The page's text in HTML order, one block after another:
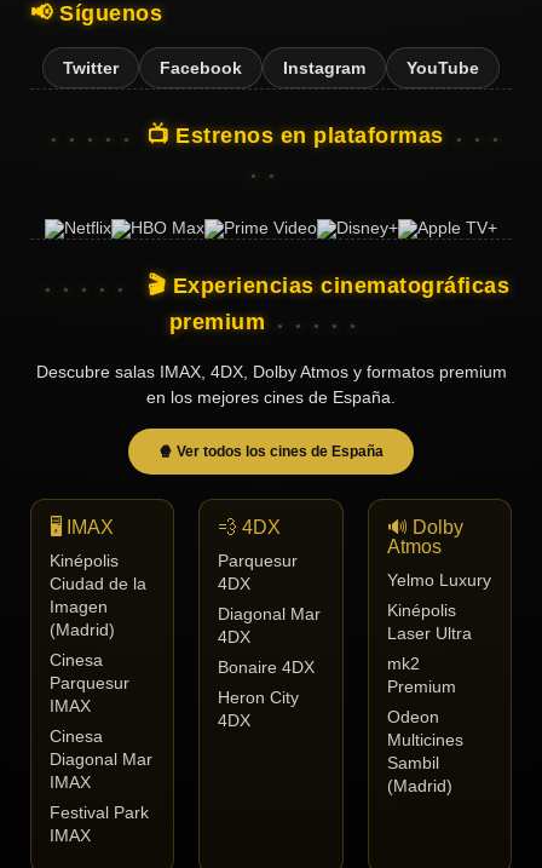
Ficción
TENDENCIAS
Películas
del mes
Tendencias
tráilers
📢 Síguenos
Twitter Facebook Instagram YouTube
📺 Estrenos en plataformas
🎬 Experiencias cinematográficas
premium
Descubre salas IMAX, 4DX, Dolby Atmos y formatos premium
en los mejores cines de España.
🍿 Ver todos los cines de España
🖥️ IMAX
Kinépolis
Ciudad de la
Imagen
(Madrid)
Cinesa
Parquesur
IMAX
Cinesa
Diagonal Mar
IMAX
Festival Park
IMAX
💨 4DX
Parquesur
4DX
Diagonal Mar
4DX
Bonaire 4DX
Heron City
4DX
🔊 Dolby
Atmos
Yelmo Luxury
Kinépolis
Laser Ultra
mk2
Premium
Odeon
Multicines
Sambil
(Madrid)